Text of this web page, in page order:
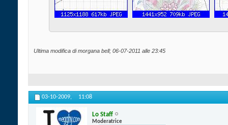
Ultima modifica di morgana bell; 06-07-2011 alle 23:45
03-10-2009, 11:08
Lo Staff
Moderatrice